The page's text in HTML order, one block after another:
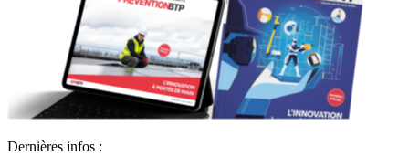
Dernières infos :